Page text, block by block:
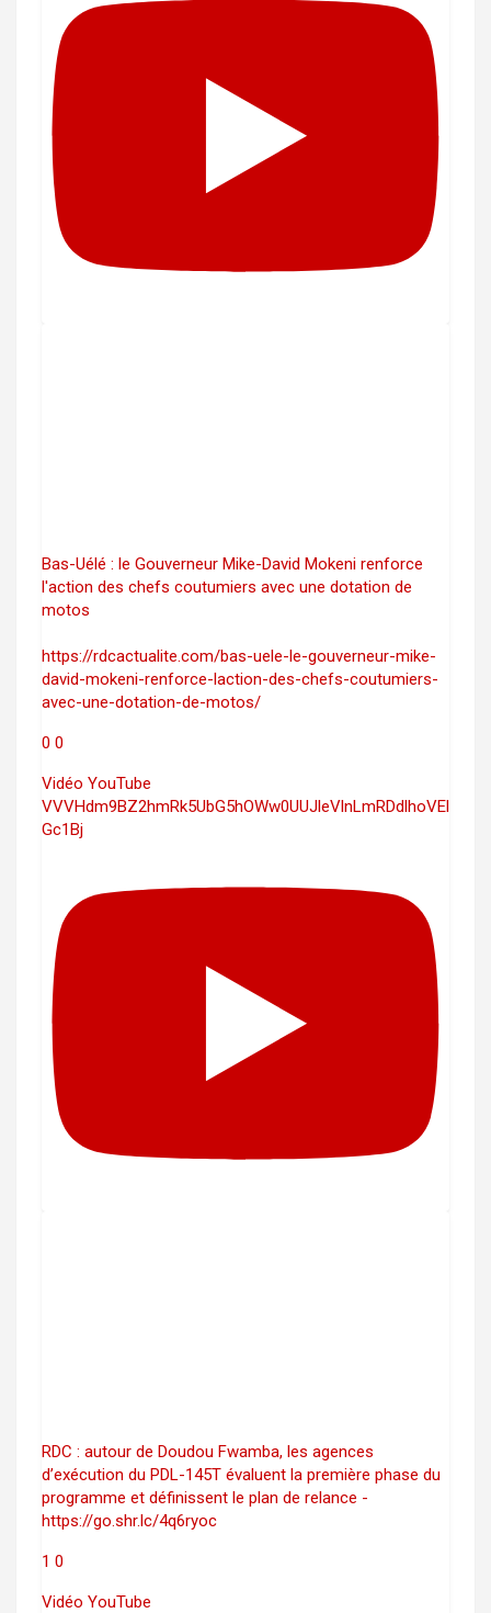
Bas-Uélé : le Gouverneur Mike-David Mokeni renforce
l'action des chefs coutumiers avec une dotation de
motos
https://rdcactualite.com/bas-uele-le-gouverneur-mike-
david-mokeni-renforce-laction-des-chefs-coutumiers-
avec-une-dotation-de-motos/
0 0
Vidéo YouTube
VVVHdm9BZ2hmRk5UbG5hOWw0UUJleVlnLmRDdlhoVEl
Gc1Bj
RDC : autour de Doudou Fwamba, les agences
d’exécution du PDL-145T évaluent la première phase du
programme et définissent le plan de relance -
https://go.shr.lc/4q6ryoc
1 0
Vidéo YouTube